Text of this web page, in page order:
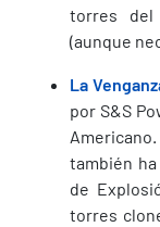
torres del
(aunque
La
por S&S
también
de
torres